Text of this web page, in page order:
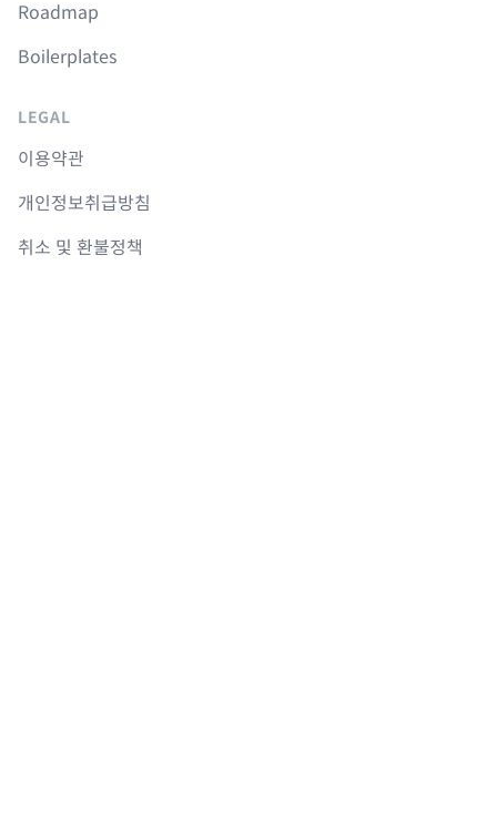
Roadmap
Boilerplates
LEGAL
이용약관
개인정보취급방침
취소 및 환불정책